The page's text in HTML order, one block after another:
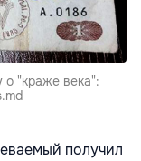
о "краже века":
получил